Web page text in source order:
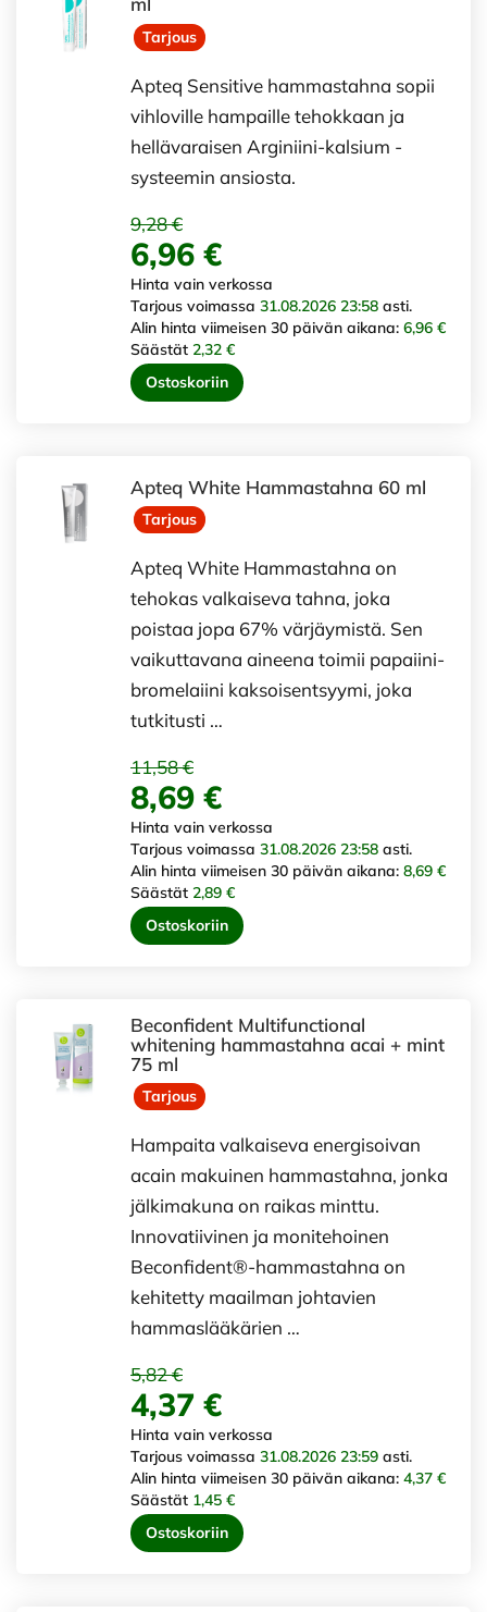
Tarjous
Apteq Sensitive hammastahna sopii
vihloville hampaille tehokkaan ja
hellävaraisen Arginiini-kalsium -
systeemin ansiosta.
9,28 €
6,96 €
Hinta vain verkossa
Tarjous voimassa 31.08.2026 23:58 asti.
Alin hinta viimeisen 30 päivän aikana: 6,96 €
Säästät 2,32 €
Ostoskoriin
Apteq White Hammastahna 60 ml
Tarjous
Apteq White Hammastahna on
tehokas valkaiseva tahna, joka
poistaa jopa 67% värjäymistä. Sen
vaikuttavana aineena toimii papaiini-
bromelaiini kaksoisentsyymi, joka
tutkitusti …
11,58 €
8,69 €
Hinta vain verkossa
Tarjous voimassa 31.08.2026 23:58 asti.
Alin hinta viimeisen 30 päivän aikana: 8,69 €
Säästät 2,89 €
Ostoskoriin
Beconfident Multifunctional
whitening hammastahna acai + mint
75 ml
Tarjous
Hampaita valkaiseva energisoivan
acain makuinen hammastahna, jonka
jälkimakuna on raikas minttu.
Innovatiivinen ja monitehoinen
Beconfident®-hammastahna on
kehitetty maailman johtavien
hammaslääkärien …
5,82 €
4,37 €
Hinta vain verkossa
Tarjous voimassa 31.08.2026 23:59 asti.
Alin hinta viimeisen 30 päivän aikana: 4,37 €
Säästät 1,45 €
Ostoskoriin